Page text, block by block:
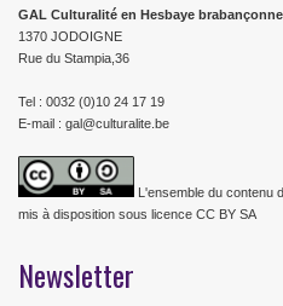
GAL Culturalité en Hesbaye
1370 JODOIGNE
Rue du Stampia,36
Tel : 0032 (0)10 24 17 19
E-mail : gal@culturalite.be
L'ensemble du contenu
mis à disposition sous licence CC BY SA
Newsletter